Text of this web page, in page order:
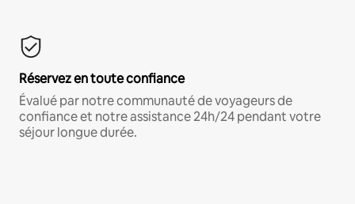
Réservez en toute confiance
Évalué par notre communauté de voyageurs de
confiance et notre assistance 24h/24 pendant votre
séjour longue durée.